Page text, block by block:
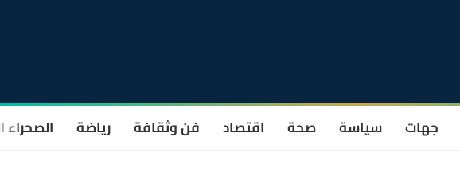
جهات سياسة صحة اقتصاد فن وثقافة رياضة الصحراء